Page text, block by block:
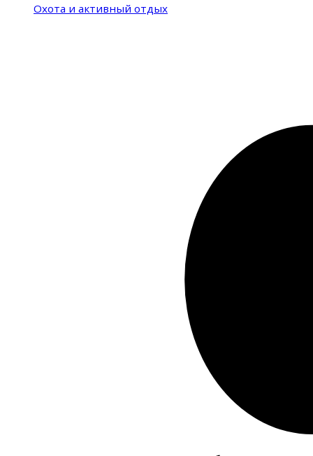
Охота и активный отдых